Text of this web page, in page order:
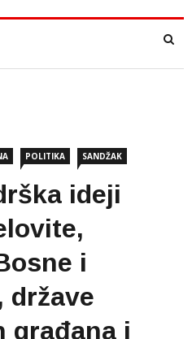
POLITIKA SANDŽAK
ideji
i
države
građana i